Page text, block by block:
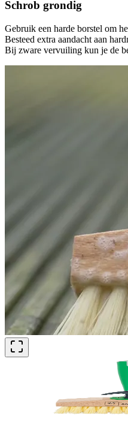
Schrob grondig
Gebruik een harde borstel om
Besteed extra aandacht aan
Bij zware vervuiling kun je de